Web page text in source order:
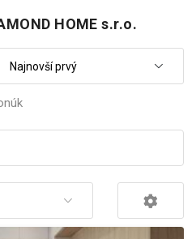
HOME s.r.o.
Najnovší prvý